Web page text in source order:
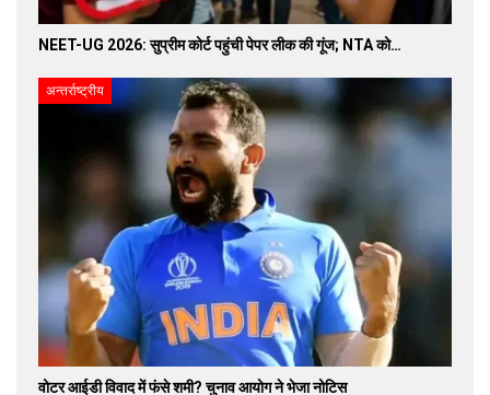
NEET-UG 2026: सुप्रीम कोर्ट पहुंची पेपर लीक की गूंज; NTA को…
अन्तर्राष्ट्रीय
वोटर आईडी विवाद में फंसे शमी? चुनाव आयोग ने भेजा नोटिस